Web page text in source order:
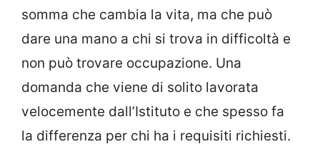
somma che cambia la vita, ma che può
dare una mano a chi si trova in difficoltà e
non può trovare occupazione. Una
domanda che viene di solito lavorata
velocemente dall’Istituto e che spesso fa
la differenza per chi ha i requisiti richiesti.